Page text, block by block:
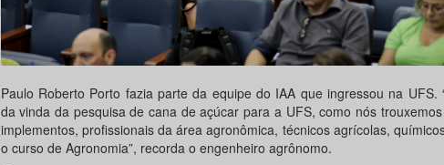
Paulo Roberto Porto fazia parte da equipe do IAA que ingressou na UFS.
da vinda da pesquisa de cana de açúcar para a UFS, como nós
implementos, profissionais da área agronômica, técnicos agrícolas,
o curso de Agronomia”, recorda o engenheiro agrônomo.